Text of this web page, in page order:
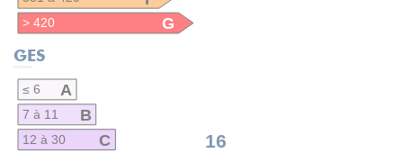
G
> 420
GES
A
≤ 6
B
7 à 11
16
C
12 à 30